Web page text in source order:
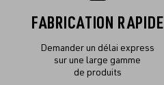
FABRICATION RAPIDE
Demander un délai express
sur une large gamme
de produits